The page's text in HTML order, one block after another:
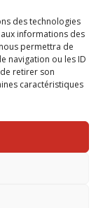
des technologies
informations des
permettra de
navigation ou les ID
retirer son
caractéristiques
RÉSERVÉS -
TECH